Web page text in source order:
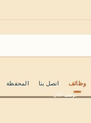
المحفظة اتصل بنا وظائف